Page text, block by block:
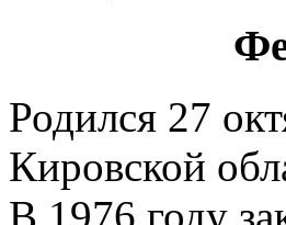
Родился 27
Кировской